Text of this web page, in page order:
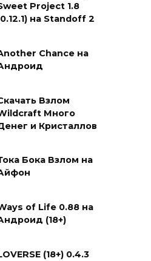
Project 1.8
на Standoff 2
Chance на
Взлом
Много
и Кристаллов
Бока Взлом на
of Life 0.88 на
(18+)
(18+) 0.4.3